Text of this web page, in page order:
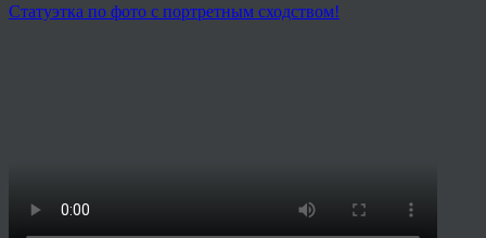
Статуэтка по фото с портретным сходством!